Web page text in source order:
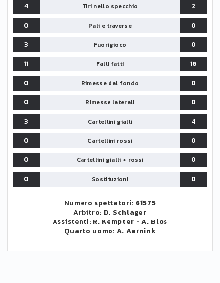
4 Tiri nello specchio
2
0
Pali e traverse
0
3
Fuorigioco
0
11
Falli fatti
16
0
Rimesse dal fondo
0
0
Rimesse laterali
0
3
Cartellini gialli
4
0
Cartellini rossi
0
0
Cartellini gialli + rossi
0
0
Sostituzioni 0
Numero spettatori: 61575
Arbitro: D. Schlager
Assistenti: R. Kempter -A. Blos
Quarto uomo: A. Aarnink